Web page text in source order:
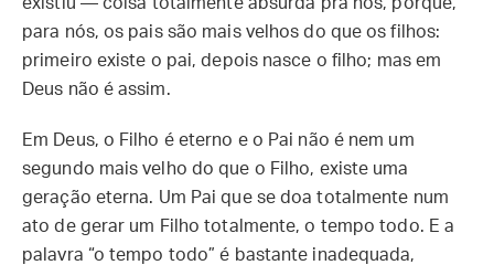
para nós, os pais são mais velhos do que os filhos:
primeiro existe o pai, depois nasce o filho; mas em
Deus não é assim.
Em Deus, o Filho é eterno e o Pai não é nem um
segundo mais velho do que o Filho, existe uma
geração eterna. Um Pai que se doa totalmente num
ato de gerar um Filho totalmente, o tempo todo. E a
palavra “o tempo todo” é bastante inadequada,